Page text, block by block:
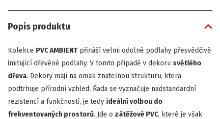
Popis produktu
Kolekce PVC AMBIENT přináší velmi odolné podlahy přesvědčivě
imitující dřevěné podlahy. V tomto případě v dekoru světlého
dřeva. Dekory mají na omak znatelnou strukturu, která
podtrhuje přírodní vzhled. Řada se vyznačuje nadstandardní
rezistencí a funkčností, je tedy ideální volbou do
frekventovaných prostorů. Jde o zátěžové PVC, které je však